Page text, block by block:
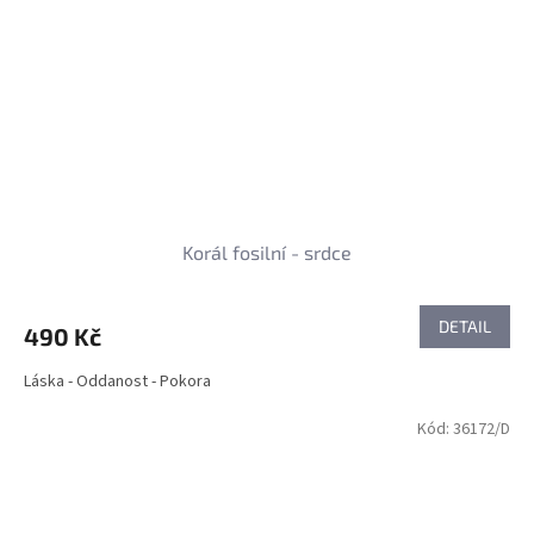
Korál fosilní - srdce
490 Kč DETAIL
Láska - Oddanost - Pokora
Kód: 36172/D